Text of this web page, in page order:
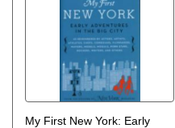
My First New York: Early